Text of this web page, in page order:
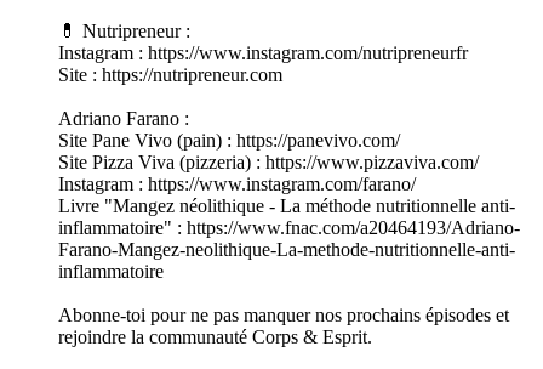
💊 Nutripreneur :
Instagram : https://www.instagram.com/nutripreneurfr
Site : https://nutripreneur.com
Adriano Farano :
Site Pane Vivo (pain) : https://panevivo.com/
Site Pizza Viva (pizzeria) : https://www.pizzaviva.com/
Instagram : https://www.instagram.com/farano/
Livre "Mangez néolithique - La méthode nutritionnelle anti-
inflammatoire" : https://www.fnac.com/a20464193/Adriano-
Farano-Mangez-neolithique-La-methode-nutritionnelle-anti-
inflammatoire
Abonne-toi pour ne pas manquer nos prochains épisodes et
rejoindre la communauté Corps & Esprit.